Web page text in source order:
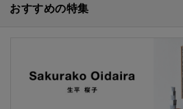
おすすめの特集